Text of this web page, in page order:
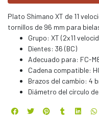
Plato Shimano XT de 11
tornillos de 96 mm para
Grupo: XT (2x11
Dientes: 36 (BC)
Adecuado para: FC-
Cadena compatible:
Brazos del cambio: 4
Diámetro del círculo